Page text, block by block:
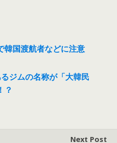
韓国渡航者などに注意
ジムの名称が「大韓民
？
Next Post